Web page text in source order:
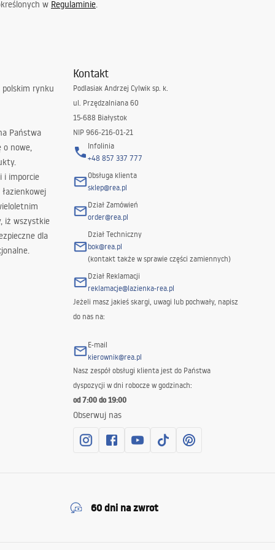
w Regulaminie.
polskim rynku
Państwa
o nowe,
i imporcie
iż wszystkie
dla
Kontakt
Podlasiak Andrzej Cylwik sp. k.
ul. Przędzalniana 60
15-688 Białystok
NIP 966-216-01-21
Infolinia
+48 857 337 777
Obsługa klienta
sklep@rea.pl
Dział Zamówień
order@rea.pl
Dział Techniczny
bok@rea.pl
(kontakt także w sprawie części zamiennych)
Dział Reklamacji
reklamacje@lazienka-rea.pl
Jeżeli masz jakieś skargi, uwagi lub pochwały, napisz
do nas na:
E-mail
kierownik@rea.pl
Nasz zespół obsługi klienta jest do Państwa
dyspozycji w dni robocze w godzinach:
od 7:00 do 19:00
Obserwuj nas
60 dni na zwrot